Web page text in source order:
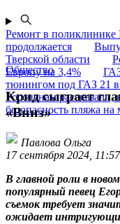
Ремонт в поликлинике
продолжается
Тверской области
Европу на 3,4%
тюнингом под ГАЗ 21
Россиянам рассказали,
безопасность пляжа на
Общество
Крид сыграет
«Вниз»
Павлова Ольга
17 сентября 2024, 11:57
В главной роли в
популярный певец
съемок требует
ожидает